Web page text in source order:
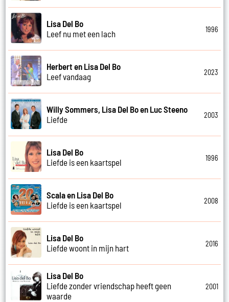
Lisa Del Bo
Leef nu met een lach
1996
Herbert en Lisa Del Bo
Leef vandaag
2023
Willy Sommers, Lisa Del Bo en Luc Steeno
Liefde
2003
Lisa Del Bo
Liefde is een kaartspel
1996
Scala en Lisa Del Bo
Liefde is een kaartspel
2008
Lisa Del Bo
Liefde woont in mijn hart
2016
Lisa Del Bo
Liefde zonder vriendschap heeft geen
waarde
2001